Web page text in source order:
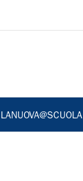
LANUOVA@SCUOLA